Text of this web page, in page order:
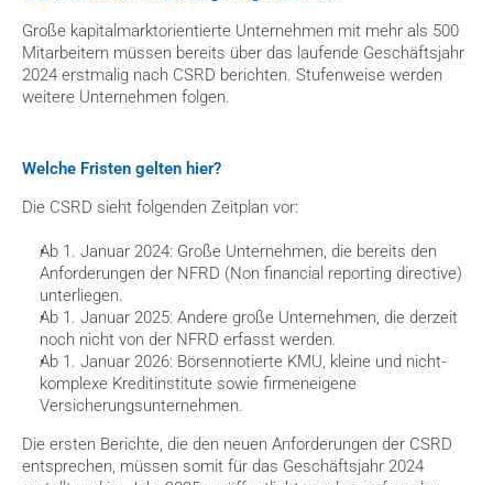
Große kapitalmarktorientierte Unternehmen mit mehr als 500
Mitarbeitern müssen bereits über das laufende Geschäftsjahr
2024 erstmalig nach CSRD berichten. Stufenweise werden
weitere Unternehmen folgen.
Welche Fristen gelten hier?
Die CSRD sieht folgenden Zeitplan vor:
Ab 1. Januar 2024: Große Unternehmen, die bereits den
Anforderungen der NFRD (Non financial reporting directive)
unterliegen.
Ab 1. Januar 2025: Andere große Unternehmen, die derzeit
noch nicht von der NFRD erfasst werden.
Ab 1. Januar 2026: Börsennotierte KMU, kleine und nicht-
komplexe Kreditinstitute sowie firmeneigene
Versicherungsunternehmen.
Die ersten Berichte, die den neuen Anforderungen der CSRD
entsprechen, müssen somit für das Geschäftsjahr 2024